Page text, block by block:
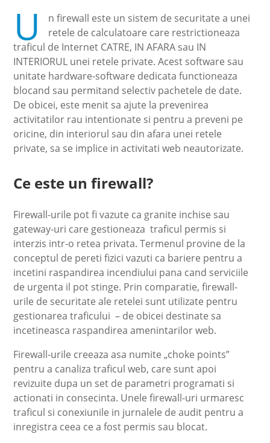
U
n firewall este un sistem de securitate a unei
retele de calculatoare care restrictioneaza
traficul de Internet CATRE, IN AFARA sau IN
INTERIORUL unei retele private. Acest software sau
unitate hardware-software dedicata functioneaza
blocand sau permitand selectiv pachetele de date.
De obicei, este menit sa ajute la prevenirea
activitatilor rau intentionate si pentru a preveni pe
oricine, din interiorul sau din afara unei retele
private, sa se implice in activitati web neautorizate.
Ce este un firewall?
Firewall-urile pot fi vazute ca granite inchise sau
gateway-uri care gestioneaza traficul permis si
interzis intr-o retea privata. Termenul provine de la
conceptul de pereti fizici vazuti ca bariere pentru a
incetini raspandirea incendiului pana cand serviciile
de urgenta il pot stinge. Prin comparatie, firewall-
urile de securitate ale retelei sunt utilizate pentru
gestionarea traficului – de obicei destinate sa
incetineasca raspandirea amenintarilor web.
Firewall-urile creeaza asa numite „choke points”
pentru a canaliza traficul web, care sunt apoi
revizuite dupa un set de parametri programati si
actionati in consecinta. Unele firewall-uri urmaresc
traficul si conexiunile in jurnalele de audit pentru a
inregistra ceea ce a fost permis sau blocat.